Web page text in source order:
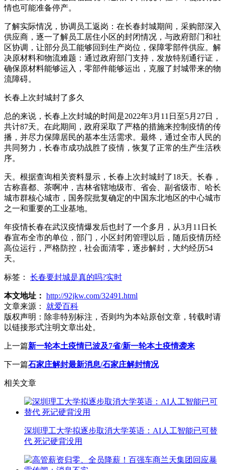
情也可能准备停产。
了解实际情况，协调员工返岗：在长春封城期间，采购部深入
供应商，逐一了解员工居住小区的封闭情况，与政府部门和社
区协调，让部分员工能够回到生产岗位，保障零部件供应。解
决原材料和物流难题：通过政府部门支持，发放特别通行证，
确保原材料能够运入，零部件能够运出，克服了封城带来的物
流障碍。
长春上次封城封了多久
总的来说，长春上次封城的时间是2022年3月11日至5月27日，
共计87天。在此期间，政府采取了严格的措施来控制疫情的传
播，并尽力保障居民的基本生活需求。最终，通过全市人民的
共同努力，长春市成功战胜了疫情，恢复了正常的生产生活秩
序。
天。根据查询相关资料显示，长春上次封城封了18天。长春，
古称喜都、茶啊冲，吉林省辖地级市、省会、副省级市、哈长
城市群核心城市，国务院批复确定的中国东北地区的中心城市
之一和重要的工业基地。
年疫情长春在武汉疫情爆发后也封了一个多月，从3月11日长
春宣布全市的单位，部门，小区封闭管理以后，随后疫情历经
高位运行，严格防控，社会面清零，逐步解封，大约经历54
天。
标签： 长春要封城是真的吗?实时
本文地址： http://92jkw.com/32491.html
文章来源：
就爱百科
版权声明： 除非特别标注，否则均为本站原创文章，转载时请
以链接形式注明文章出处。
上一篇新一轮本土疫情已波及7省/新一轮本土疫情袭来
下一篇石家庄解封最新消息/石家庄解封情况
相关文章
深圳理工大学拟逐步取消大学英语：AI人工智能已可替
代 死记硬背没用